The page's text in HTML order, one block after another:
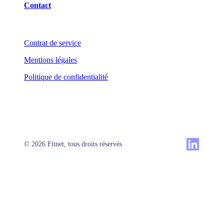
Contact
Contrat de service
Mentions légales
Politique de confidentialité
© 2026 Fitnet, tous droits réservés